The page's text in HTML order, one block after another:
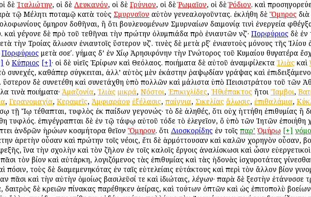
δὲ Ἰταλιώτην, οἱ δὲ Λευκανόν, οἱ δὲ Γρύνιον, οἱ δὲῬωμαῖον, οἱ δὲῬόδιον. καὶ
τῷ Μέλητι ποταμῷ κατὰ τοὺς Σμυρναῖον αὐτὸν γενεαλογοῦντας. ἐκλήθη δὲ Ὅμηρος
ὅμηρον δοθῆναι, ἢ ὅτι βουλευομένων Σμυρναίων δαιμονίᾳ τινὶ ἐνεργεία
καὶ γέγονε δὲ πρὸ τοῦ τεθῆναι τὴν πρώτην ὀλυμπιάδα πρὸ ἐνιαυτῶν νζʹ· Πορφύριος δὲ ἐν
τὴν Τροίας ἅλωσιν ἐνιαυτοῖς ὕστερον υζʹ. τινὲς δὲ μετὰ ρξʹ ἐνιαυτοὺς μόνους τῆς
Πορφύριος μετὰ σοεʹ. γήμας δ’ ἐν Χίῳ Ἀρησιφόνην τὴν Γνώτορος τοῦ Κυμαίου θυγατέρα
ὁ Κύπριος [+]· οἱ δὲ υἱεῖς Ἐρίφων καὶ Θεόλαος. ποιήματα δὲ αὐτοῦ ἀναμφίλεκτα Ἰλιὰς καὶ
συνεχές, καθάπερ σύγκειται, ἀλλ’ αὐτὸς μὲν ἑκάστην ῥαψῳδίαν γράψας καὶ
ὕστερον δὲ συνετέθη καὶ συνετάχθη ὑπὸ πολλῶν καὶ μάλιστα ὑπὸ Πεισιστράτου τοῦ τῶν
τινὰ ποιήματα· Ἀμαζονία, Ἰλιὰς μικρά, Νόστοι, Ἐπικιχλίδες, Ἠθιέπακτος ἤτοι Ἴαμβοι,
, Γερανομαχία, Κεραμεῖς, Ἀμφιαράου ἐξέλασις, παίγνια, Σικελίας ἅλωσις, ἐπιθαλάμια,
τῇ Ἴῳ τέθαπται, τυφλὸς ἐκ παίδων γεγονώς· τὸ δὲ ἀληθές, ὅτι οὐχ ἡττήθη ἐπιθυμίας ἣ
τυφλός. ἐπιγέγραπται δὲ ἐν τῷ τάφῳ αὐτοῦ τόδε τὸ ἐλεγεῖον, ὃ ὑπὸ τῶν Ἰητῶν ἐποιήθη
ἀνδρῶν ἡρώων κοσμήτορα θεῖον Ὅμηρον. ὅτι Διοσκορίδης ἐν τοῖς παρ’ Ὁμήρῳ [+]
ἀρετὴν οὖσαν καὶ πρώτην τοῖς νέοις, ἔτι δὲ ἁρμόττουσαν καὶ καλῶν χορηγὸν οὖσαν,
ἵνα τὴν σχολὴν καὶ τὸν ζῆλον ἐν τοῖς καλοῖς ἔργοις ἀναλίσκωσι καὶ ὦσιν
τὸν βίον καὶ αὐτάρκη, λογιζόμενος τὰς ἐπιθυμίας καὶ τὰς ἡδονὰς ἰσχυροτάτας
τοὺς δὲ διαμεμενηκότας ἐν ταῖς εὐτελείαις εὐτάκτους καὶ περὶ τὸν ἄλλον βίον
πᾶσι καὶ τὴν αὐτὴν ὁμοίως βασιλεῦσί τε καὶ ἰδιώταις, λέγων· παρὰ δὲ ξεστὴν ἐτάνυσσε
δαιτρὸς δὲ κρειῶν πίνακας παρέθηκεν ἀείρας, καὶ τούτων ὀπτῶν καὶ ὡς ἐπιτοπολὺ